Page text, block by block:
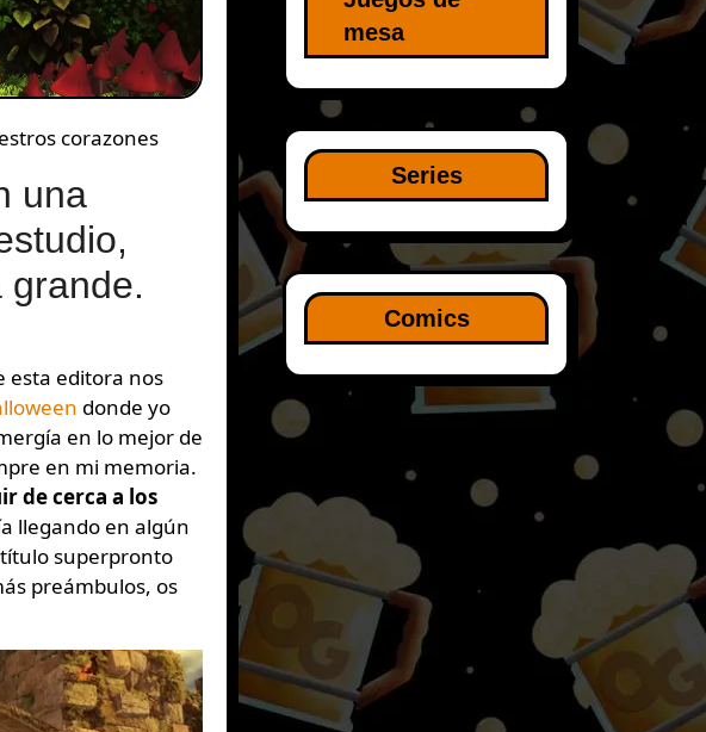
corazones
una
donde yo
en lo mejor de
en mi memoria.
de cerca a los
llegando en algún
superpronto
preámbulos, os
mesa
Series
Comics